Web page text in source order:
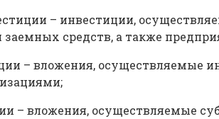
– инвестиции,
средств, а также
– вложения, осуществляемые
– вложения, осуществляемые